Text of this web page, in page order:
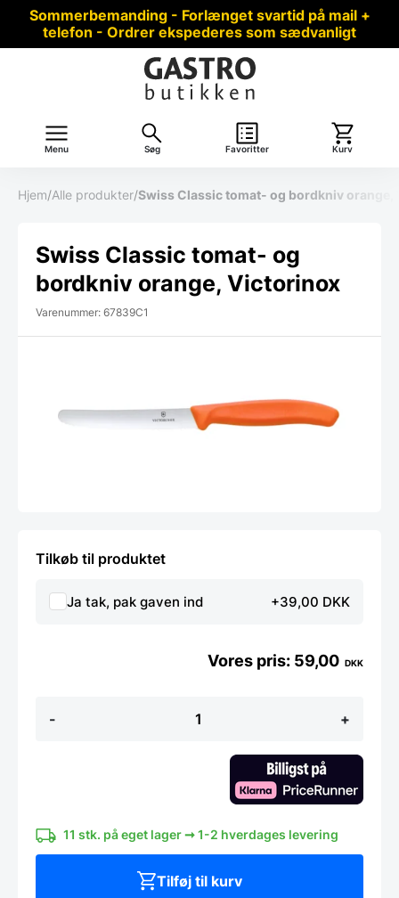
Sommerbemanding - Forlænget svartid på mail +
telefon - Ordrer ekspederes som sædvanligt
Menu Søg Favoritter Kurv
Hjem/Alle produkter/Swiss Classic tomat- og bordkniv orange,
Swiss Classic tomat- og
bordkniv orange, Victorinox
Varenummer: 67839C1
Tilkøb til produktet
Ja tak, pak gaven ind +39,00 DKK
-
Classic
+
59,00 DKK
11 stk. på eget lager ➞ 1-2 hverdages levering
Tilføj til kurv